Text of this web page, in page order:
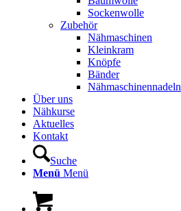
Sockenwolle
Zubehör
Nähmaschinen
Kleinkram
Knöpfe
Bänder
Nähmaschinennadeln
Über uns
Nähkurse
Aktuelles
Kontakt
Suche
Menü Menü